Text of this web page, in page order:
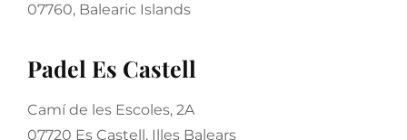
07760, Balearic Islands
Padel Es Castell
Camí de les Escoles, 2A
07720 Es Castell, Illes Balears